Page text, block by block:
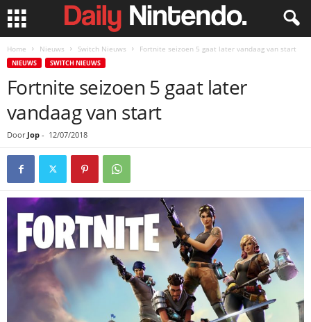
Home Nieuws Switch Nieuws Fortnite seizoen 5 gaat later vandaag van start
NIEUWS SWITCH NIEUWS
Fortnite seizoen 5 gaat later
vandaag van start
Door Jop - 12/07/2018